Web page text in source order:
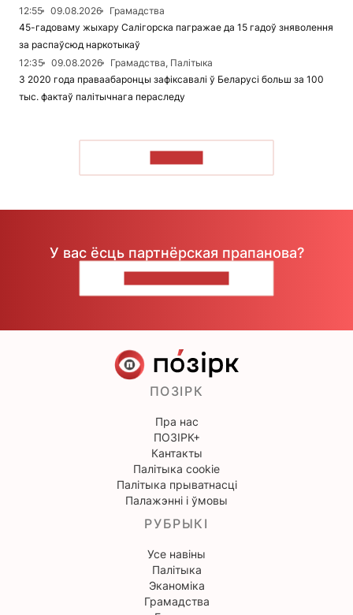
12:55
09.08.2026
Грамадства
45-гадоваму жыхару Салігорска пагражае да 15 гадоў зняволення
за распаўсюд наркотыкаў
12:35
09.08.2026
Грамадства, Палітыка
З 2020 года праваабаронцы зафіксавалі ў Беларусі больш за 100
тыс. фактаў палітычнага пераследу
У вас ёсць партнёрская прапанова?
ПОЗІРК
Пра нас
ПОЗІРК+
Кантакты
Палітыка cookie
Палітыка прыватнасці
Палажэнні і ўмовы
РУБРЫКІ
Усе навіны
Палітыка
Эканоміка
Грамадства